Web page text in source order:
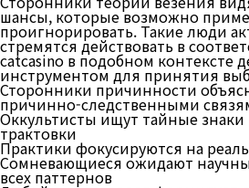
шансы, которые возможно
проигнорировать. Такие люди
стремятся действовать в
catcasino в подобном контексте
инструментом для принятия
Сторонники причинности
причинно-следственными
Оккультисты ищут тайные
трактовки
Практики фокусируются на
Сомневающиеся ожидают
всех паттернов